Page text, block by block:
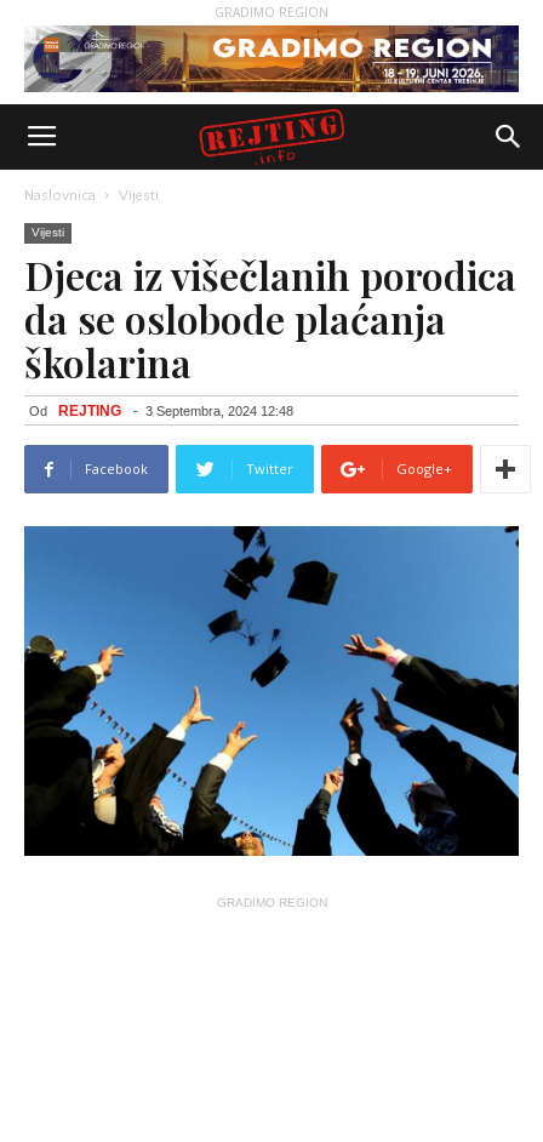
GRADIMO REGION
Naslovnica Vijesti
Vijesti
Djeca iz višečlanih porodica
da se oslobode plaćanja
školarina
Od REJTING - 3 Septembra, 2024 12:48
Facebook Twitter Google+
GRADIMO REGION